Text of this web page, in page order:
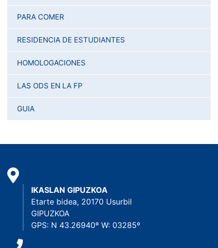
PARA COMER
RESIDENCIA DE ESTUDIANTES
HOMOLOGACIONES
LAS ODS EN LA FP
GUIA
IKASLAN GIPUZKOA
Etarte bidea, 20170 Usurbil
GIPUZKOA
GPS: N 43.26940º W: 03285º